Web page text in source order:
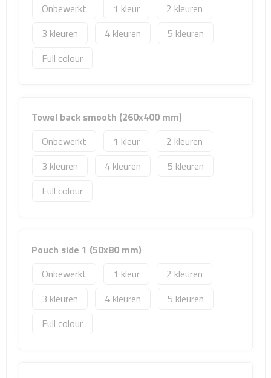
Fietstassen
Koeltassen & koelboxen
Picknick rugtassen
Lunchtassen
Reisbekers
Opbergtasjes
Koffersloten
Onbewerkt
1
2
3
4
5
Full colour
Towel back smooth (260x400 mm)
Onbewerkt
1
2
3
4
5
Full colour
Pouch side 1 (50x80 mm)
Onbewerkt
1
2
3
4
5
Full colour